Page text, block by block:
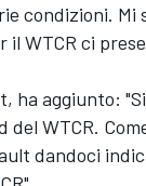
condizioni. Mi
WTCR ci
ha aggiunto:
WTCR.
dandoci